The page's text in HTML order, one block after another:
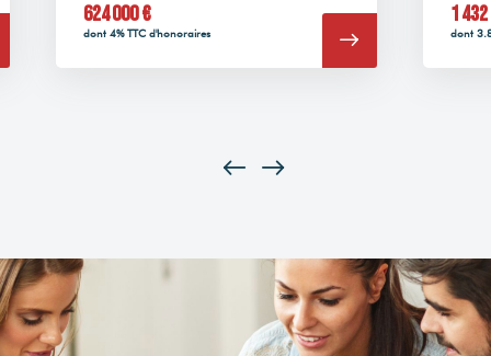
624 000 €
dont 4% TTC d'honoraires
1
dont